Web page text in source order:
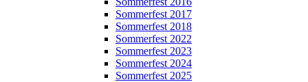
Sommerfest 2017
Sommerfest 2018
Sommerfest 2022
Sommerfest 2023
Sommerfest 2024
Sommerfest 2025